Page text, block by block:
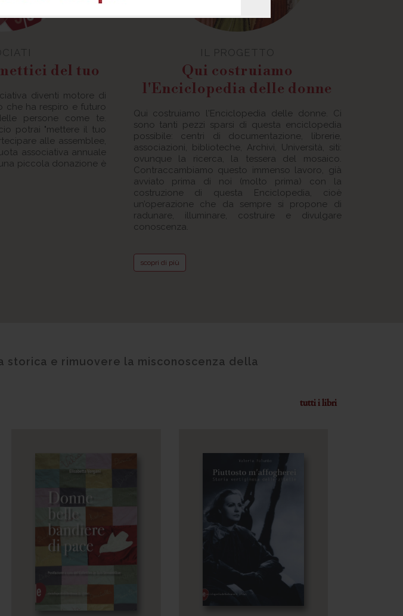
del tuo
diventi motore di
che ha respiro e futuro
persone come te.
potrai "mettere il tuo
alle assemblee,
associativa annuale
piccola donazione è
IL PROGETTO
Qui costruiamo
l'Enciclopedia delle donne
Qui costruiamo l'Enciclopedia delle donne. Ci
sono tanti pezzi sparsi di questa enciclopedia
possibile: centri di documentazione, librerie,
associazioni, biblioteche, Archivi, Università, siti:
ovunque la ricerca, la tessera del mosaico.
Contraccambiamo questo immenso lavoro, già
avviato prima di noi (molto prima) con la
costruzione di questa Enciclopedia, cioè
un’operazione che da sempre si propone di
radunare, illuminare, costruire e divulgare
conoscenza.
scopri di più
e rimuovere la misconoscenza della
tutti i libri